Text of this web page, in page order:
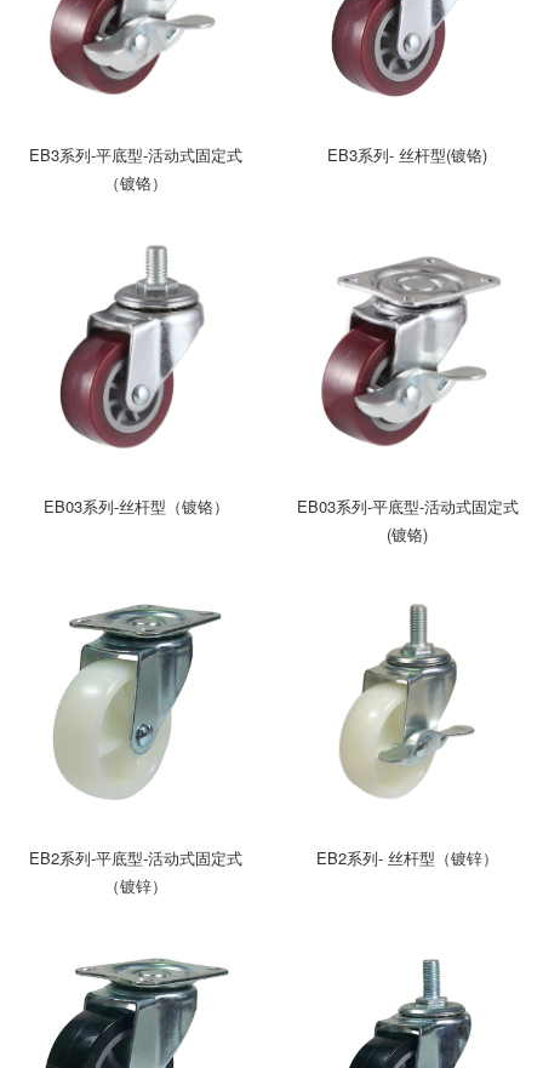
EB3系列-平底型-活动式固定式
（镀铬）
EB3系列- 丝杆型(镀铬)
EB03系列-丝杆型（镀铬）
EB03系列-平底型-活动式固定式
(镀铬)
EB2系列-平底型-活动式固定式
（镀锌）
EB2系列- 丝杆型（镀锌）